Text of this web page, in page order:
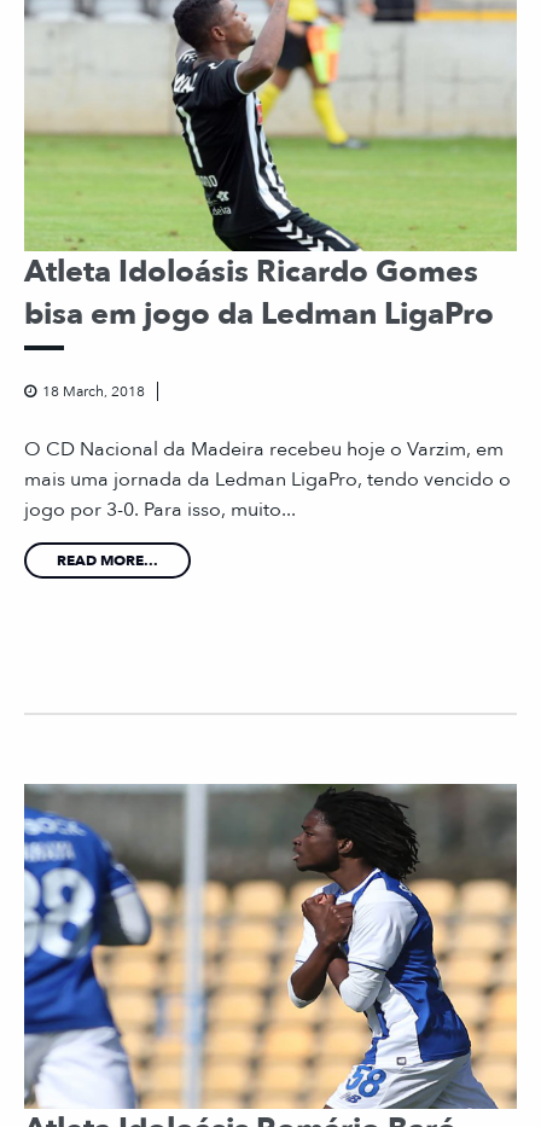
Atleta Idoloásis Ricardo Gomes
bisa em jogo da Ledman LigaPro
18 March, 2018
O CD Nacional da Madeira recebeu hoje o Varzim, em
mais uma jornada da Ledman LigaPro, tendo vencido o
jogo por 3-0. Para isso, muito...
READ MORE...